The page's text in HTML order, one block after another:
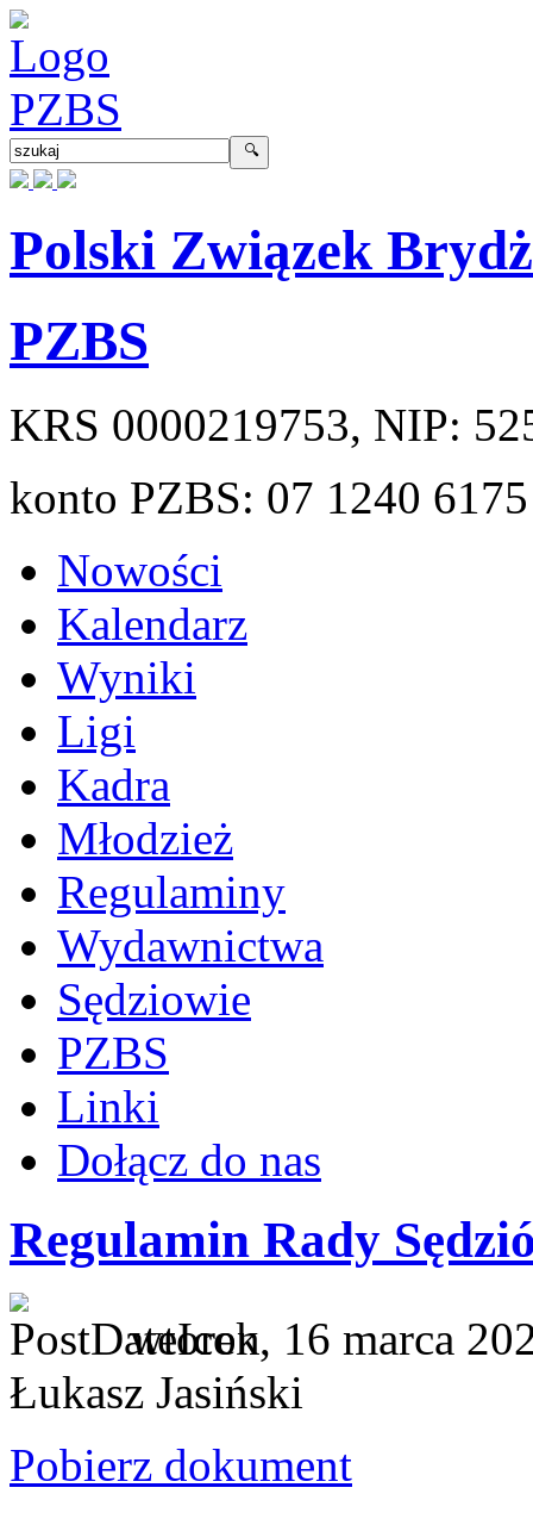
Polski Związek
PZBS
KRS 0000219753, NIP:
konto PZBS: 07 1240
Nowości
Kalendarz
Wyniki
Ligi
Kadra
Młodzież
Regulaminy
Wydawnictwa
Sędziowie
PZBS
Linki
Dołącz do nas
Regulamin Rady
wtorek, 16 marca
Łukasz Jasiński
Pobierz dokument